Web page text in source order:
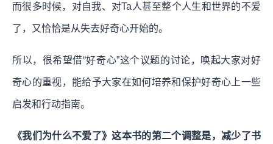
而很多时候，对自我、对Ta人甚至整个人生和世界的不爱
了，又恰恰是从失去好奇心开始的。
所以，很希望借“好奇心”这个议题的讨论，唤起大家对好
奇心的重视，能给予大家在如何培养和保护好奇心上一些
启发和行动指南。
《我们为什么不爱了》这本书的第二个调整是，减少了书